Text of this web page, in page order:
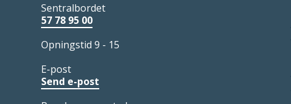
Sentralbordet
57 78 95 00
Opningstid 9 - 15
E-post
Send e-post